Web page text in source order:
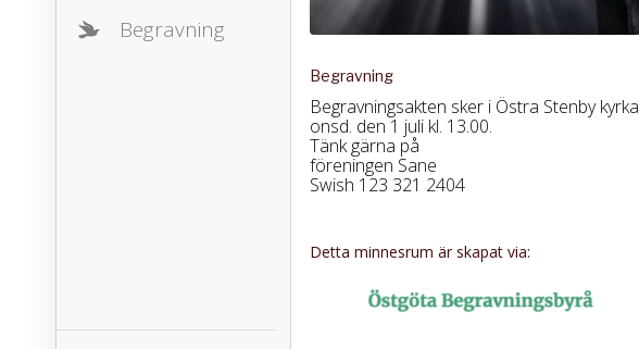
Begravning
Begravning
Begravningsakten sker i Östra Stenby kyrka
onsd. den 1 juli kl. 13.00.
Tänk gärna på
föreningen Sane
Swish 123 321 2404
Detta minnesrum är skapat via: